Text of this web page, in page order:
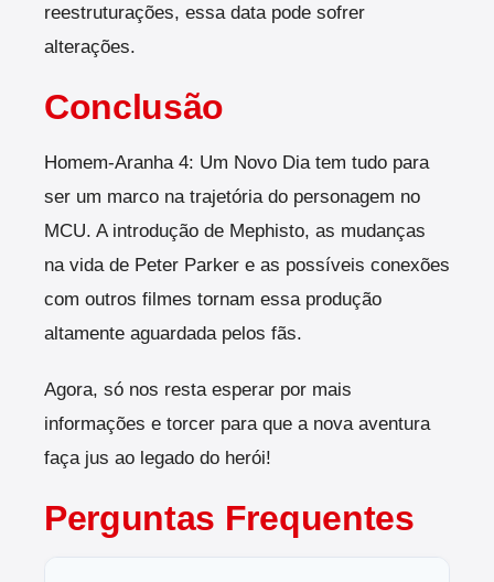
reestruturações, essa data pode sofrer
alterações.
Conclusão
Homem-Aranha 4: Um Novo Dia tem tudo para
ser um marco na trajetória do personagem no
MCU. A introdução de Mephisto, as mudanças
na vida de Peter Parker e as possíveis conexões
com outros filmes tornam essa produção
altamente aguardada pelos fãs.
Agora, só nos resta esperar por mais
informações e torcer para que a nova aventura
faça jus ao legado do herói!
Perguntas Frequentes